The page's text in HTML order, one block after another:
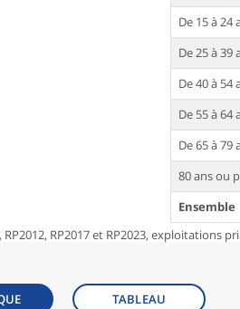
De 15 à 24
De 25 à 39
De 40 à 54
De 55 à 64
De 65 à 79
80 ans ou
Ensemble
RP2012, RP2017 et RP2023, exploitations
TABLEAU